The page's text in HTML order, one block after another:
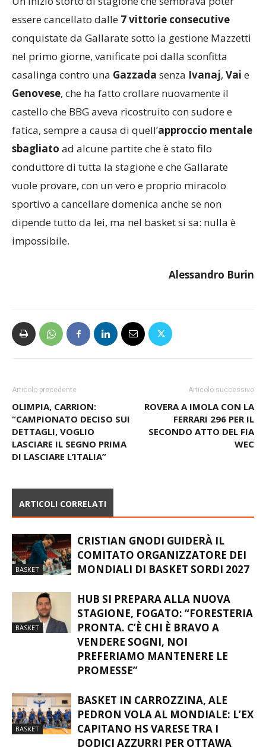
essere cancellato dalle 7 vittorie consecutive
conquistate da Gallarate sotto la gestione Mazzetti
nel primo giorne, vanificate poi dalla sconfitta
casalinga contro una Gazzada senza Ivanaj, Vai e
Genovese, che ha fatto crollare nuovamente il
castello che BBG aveva ricostruito con sudore e
fatica, sempre a causa di quell’approccio mentale
sbagliato ad alcune partite che è stato filo
conduttore di tutta la stagione e che Gallarate
vuole provare, con un vero e proprio miracolo
sportivo a cancellare domenica anche se non
dipende tutto da lei, ma nel basket si sa: nulla è
impossibile.
Alessandro Burin
Articolo precedente
OLIMPIA, CARRION:
“CAMPIONATO DECISO SUI
DETTAGLI, VOGLIO
LASCIARE IL SEGNO PRIMA
DI LASCIARE L’ITALIA”
Articolo successivo
ROVERA A IMOLA CON LA
FERRARI 296 PER IL
SECONDO ATTO DEL FIA
WEC
ARTICOLI CORRELATI
BASKET
CRISTIAN GNODI GUIDERÀ IL
COMITATO ORGANIZZATORE DEI
MONDIALI DI BASKET SORDI 2027
BASKET
HUB SI PREPARA ALLA NUOVA
STAGIONE, FOGATO: “FORESTERIA
PRONTA. C’È CHI È BRAVO A
VENDERE SOGNI, NOI
PREFERIAMO MANTENERE LE
PROMESSE”
BASKET
BASKET IN CARROZZINA, ALE
PEDRON VOLA AL MONDIALE: L’EX
CAPITANO HS VARESE TRA I
DODICI AZZURRI PER OTTAWA